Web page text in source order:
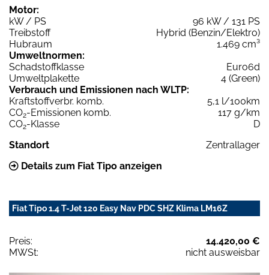
Motor:
kW / PS
96 kW / 131 PS
Treibstoff
Hybrid (Benzin/Elektro)
Hubraum
1.469 cm³
Umweltnormen:
Schadstoffklasse
Euro6d
Umweltplakette
4 (Green)
Verbrauch und Emissionen nach WLTP:
Kraftstoffverbr. komb.
5,1 l/100km
CO2-Emissionen komb.
117 g/km
CO2-Klasse
D
Standort
Zentrallager
Details zum Fiat Tipo anzeigen
Fiat Tipo 1.4 T-Jet 120 Easy Nav PDC SHZ Klima LM16Z
Preis:
14.420,00 €
MWSt:
nicht ausweisbar